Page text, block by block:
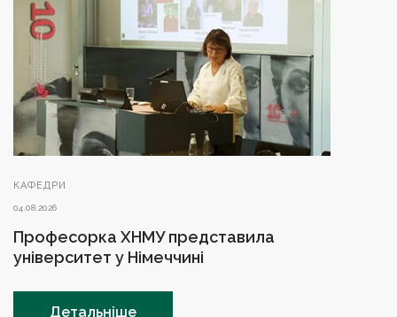
КАФЕДРИ
04.08.2026
Професорка ХНМУ представила
університет у Німеччині
Детальніше